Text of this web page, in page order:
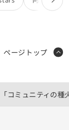
「コミュニティの
ページトップ